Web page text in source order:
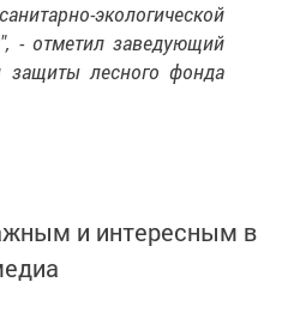
экологической
- отметил заведующий
защиты лесного фонда
и интересным в